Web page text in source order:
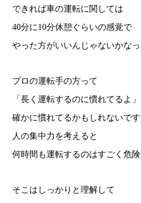
できれば車の運転に関しては
40分に10分休憩ぐらいの感覚で
やった方がいいんじゃないかなっ
プロの運転手の方って
「長く運転するのに慣れてるよ
確かに慣れてるかもしれないで
人の集中力を考えると
何時間も運転するのはすごく危険
そこはしっかりと理解して